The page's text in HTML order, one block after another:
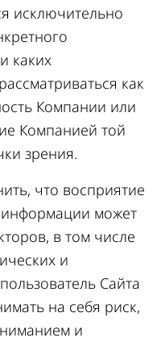
исключительно
каких
как
Компании или
Компанией той
зрения.
что восприятие
информации может
в том числе
и
Сайта
на себя риск,
и